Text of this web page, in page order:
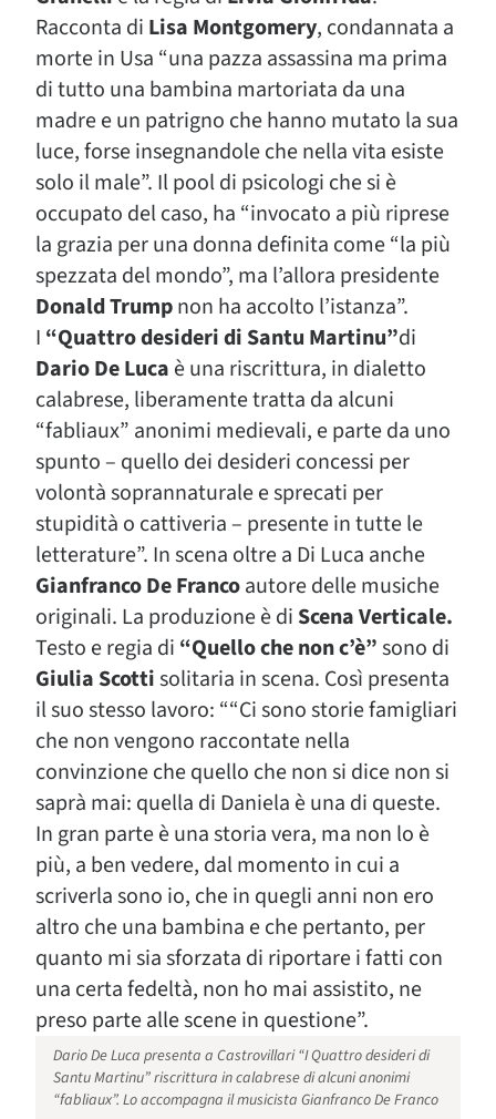
Racconta di Lisa Montgomery, condannata a
morte in Usa “una pazza assassina ma prima
di tutto una bambina martoriata da una
madre e un patrigno che hanno mutato la sua
luce, forse insegnandole che nella vita esiste
solo il male”. Il pool di psicologi che si è
occupato del caso, ha “invocato a più riprese
la grazia per una donna definita come “la più
spezzata del mondo”, ma l’allora presidente
Donald Trumpnon ha accolto l’istanza”.
I “Quattro desideri di Santu Martinu”di
Dario De Luca è una riscrittura, in dialetto
calabrese, liberamente tratta da alcuni
“fabliaux” anonimi medievali, e parte da uno
spunto – quello dei desideri concessi per
volontà soprannaturale e sprecati per
stupidità o cattiveria – presente in tutte le
letterature”. In scena oltre a Di Luca anche
Gianfranco De Francoautore delle musiche
originali. La produzione è di Scena Verticale.
Testo e regia di “Quello che non c’è”sono di
Giulia Scottisolitaria in scena. Così presenta
il suo stesso lavoro: ““Ci sono storie famigliari
che non vengono raccontate nella
convinzione che quello che non si dice non si
saprà mai: quella di Daniela è una di queste.
In gran parte è una storia vera, ma non lo è
più, a ben vedere, dal momento in cui a
scriverla sono io, che in quegli anni non ero
altro che una bambina e che pertanto, per
quanto mi sia sforzata di riportare i fatti con
una certa fedeltà, non ho mai assistito, ne
preso parte alle scene in questione”.
Dario De Luca presenta a Castrovillari “I Quattro desideri di
Santu Martinu” riscrittura in calabrese di alcuni anonimi
“fabliaux”. Lo accompagna il musicista Gianfranco De Franco